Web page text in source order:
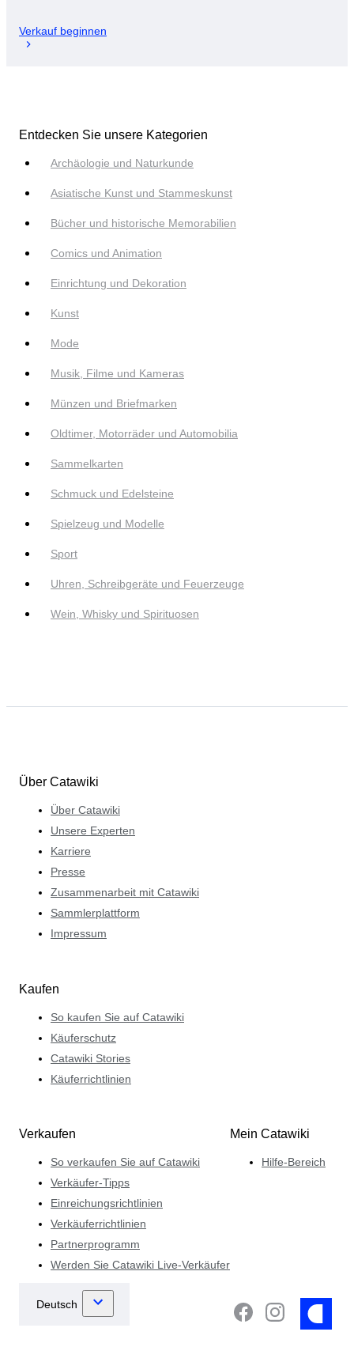
Verkauf beginnen
Entdecken Sie unsere Kategorien
Archäologie und Naturkunde
Asiatische Kunst und Stammeskunst
Bücher und historische Memorabilien
Comics und Animation
Einrichtung und Dekoration
Kunst
Mode
Musik, Filme und Kameras
Münzen und Briefmarken
Oldtimer, Motorräder und Automobilia
Sammelkarten
Schmuck und Edelsteine
Spielzeug und Modelle
Sport
Uhren, Schreibgeräte und Feuerzeuge
Wein, Whisky und Spirituosen
Über Catawiki
Über Catawiki
Unsere Experten
Karriere
Presse
Zusammenarbeit mit Catawiki
Sammlerplattform
Impressum
Kaufen
So kaufen Sie auf Catawiki
Käuferschutz
Catawiki Stories
Käuferrichtlinien
Verkaufen
So verkaufen Sie auf Catawiki
Verkäufer-Tipps
Einreichungsrichtlinien
Verkäuferrichtlinien
Partnerprogramm
Werden Sie Catawiki Live-Verkäufer
Mein Catawiki
Hilfe-Bereich